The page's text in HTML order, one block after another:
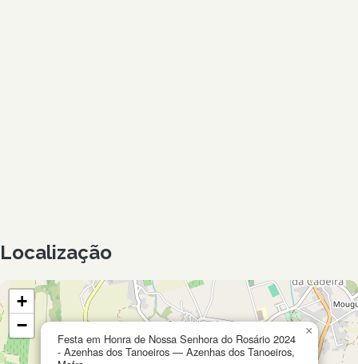
Localização
Festa em Honra de Nossa Senhora do Rosário 2024
- Azenhas dos Tanoeiros — Azenhas dos Tanoeiros,
×
+
−